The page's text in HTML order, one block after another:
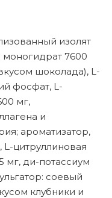
изолят
моногидрат 7600
шоколада), L-
фосфат, L-
мг,
и
ароматизатор,
L-цитруллиновая
мг, ди-потассиум
соевый
клубники и